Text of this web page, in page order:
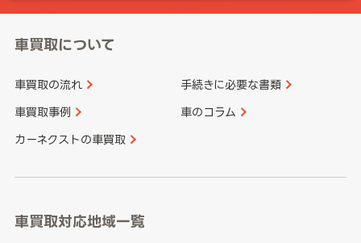
車買取について
車買取の流れ 手続きに必要な書類
車買取事例 車のコラム
カーネクストの車買取
車買取対応地域一覧